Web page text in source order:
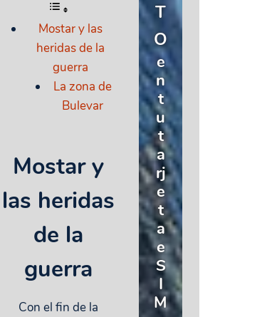
Mostar y las
heridas de la
guerra
La zona de
Bulevar
Mostar y
las heridas
de la
guerra
Con el fin de la
T
O
e
n
t
u
t
a
rj
e
t
a
e
S
I
M